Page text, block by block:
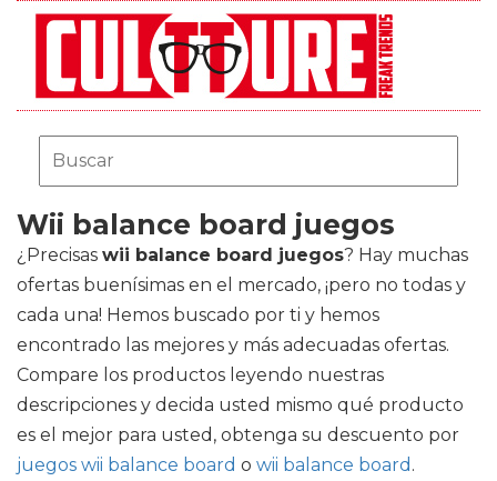
Wii balance board juegos
¿Precisas wii balance board juegos? Hay muchas
ofertas buenísimas en el mercado, ¡pero no todas y
cada una! Hemos buscado por ti y hemos
encontrado las mejores y más adecuadas ofertas.
Compare los productos leyendo nuestras
descripciones y decida usted mismo qué producto
es el mejor para usted, obtenga su descuento por
juegos wii balance board o wii balance board .